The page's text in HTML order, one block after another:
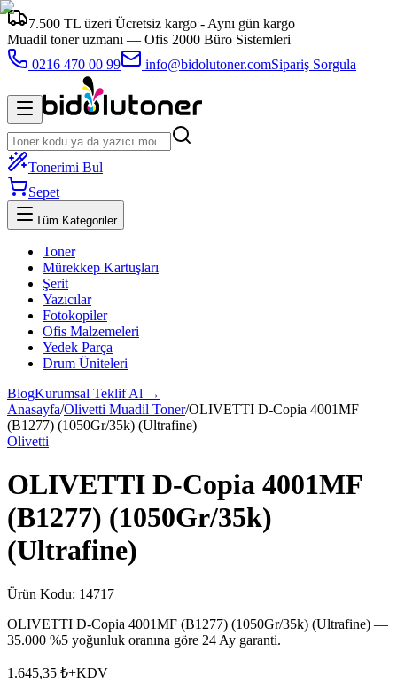
7.500 TL üzeri Ücretsiz kargo - Aynı gün kargo
Muadil toner uzmanı — Ofis 2000 Büro Sistemleri
0216 470 00 99
info@bidolutoner.comSipariş Sorgula
Tonerimi Bul
Sepet
Tüm Kategoriler
Toner
Mürekkep Kartuşları
Şerit
Yazıcılar
Fotokopiler
Ofis Malzemeleri
Yedek Parça
Drum Üniteleri
BlogKurumsal Teklif Al →
Anasayfa/Olivetti Muadil Toner/OLIVETTI D-Copia 4001MF
(B1277) (1050Gr/35k) (Ultrafine)
Olivetti
OLIVETTI D-Copia 4001MF
(B1277) (1050Gr/35k)
(Ultrafine)
Ürün Kodu: 14717
OLIVETTI D-Copia 4001MF (B1277) (1050Gr/35k) (Ultrafine) —
35.000 %5 yoğunluk oranına göre 24 Ay garanti.
1.645,35 ₺+KDV